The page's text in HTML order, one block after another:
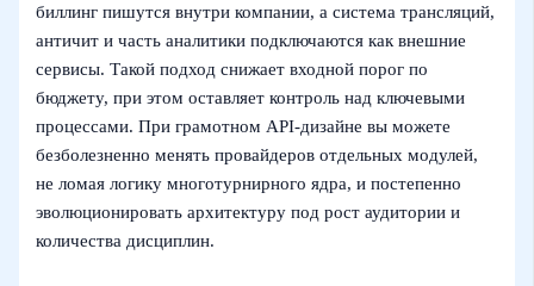
биллинг пишутся внутри компании, а система трансляций,
античит и часть аналитики подключаются как внешние
сервисы. Такой подход снижает входной порог по
бюджету, при этом оставляет контроль над ключевыми
процессами. При грамотном API‑дизайне вы можете
безболезненно менять провайдеров отдельных модулей,
не ломая логику многотурнирного ядра, и постепенно
эволюционировать архитектуру под рост аудитории и
количества дисциплин.